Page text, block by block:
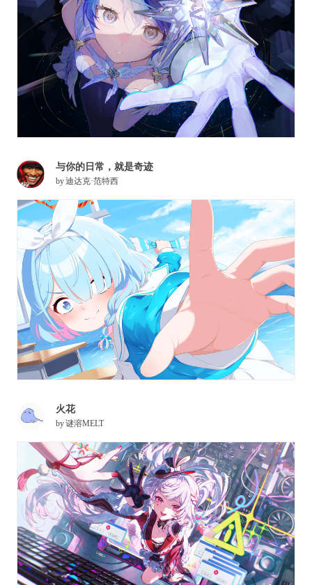
与你的日常，就是奇迹
by迪达克·范特西
火花
by谜溶MELT